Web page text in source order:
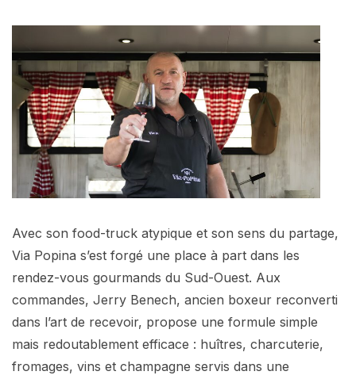
Avec son food-truck atypique et son sens du partage,
Via Popina s’est forgé une place à part dans les
rendez-vous gourmands du Sud-Ouest. Aux
commandes, Jerry Benech, ancien boxeur reconverti
dans l’art de recevoir, propose une formule simple
mais redoutablement efficace : huîtres, charcuterie,
fromages, vins et champagne servis dans une